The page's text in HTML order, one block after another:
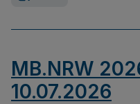
MB.NRW
10.07.2026